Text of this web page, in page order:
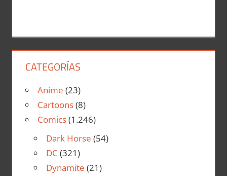
CATEGORÍAS
Anime (23)
Cartoons(8)
Comics(1.246)
Dark Horse (54)
DC (321)
Dynamite (21)